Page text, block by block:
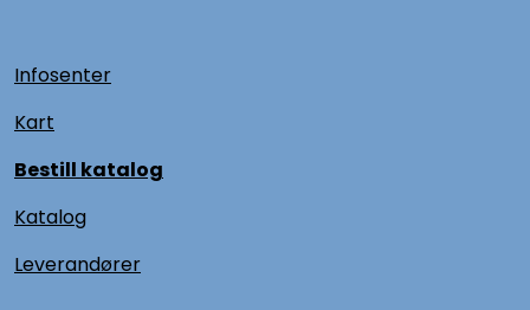
Infosenter
Kart
Bestill katalog
Katalog
Leverandører